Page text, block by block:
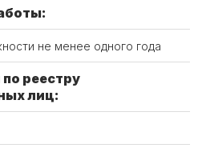
не менее одного года
реестру
лиц: